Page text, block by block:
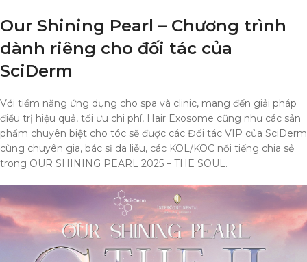
Our Shining Pearl – Chương trình
dành riêng cho đối tác của
SciDerm
Với tiềm năng ứng dụng cho spa và clinic, mang đến giải pháp
điều trị hiệu quả, tối ưu chi phí, Hair Exosome cũng như các sản
phẩm chuyên biệt cho tóc sẽ được các Đối tác VIP của SciDerm
cùng chuyên gia, bác sĩ da liễu, các KOL/KOC nổi tiếng chia sẻ
trong OUR SHINING PEARL 2025 – THE SOUL.